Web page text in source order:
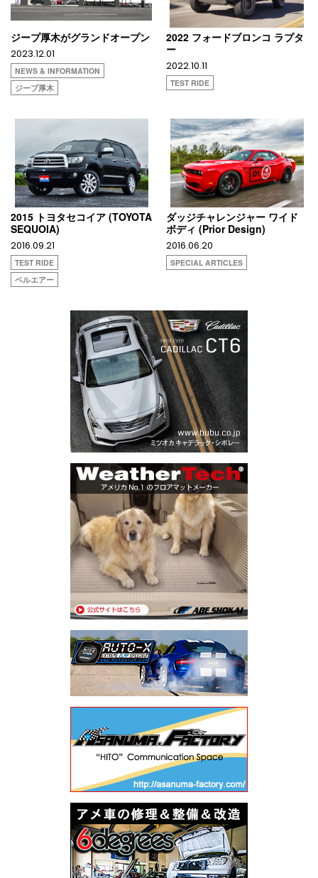
ジープ厚木がグランドオープン
2023.12.01
NEWS & INFORMATION
ジープ厚木
2022 フォードブロンコ ラプタ
ー
2022.10.11
TEST RIDE
2015 トヨタセコイア (TOYOTA
SEQUOIA)
2016.09.21
TEST RIDE
ベルエアー
ダッジチャレンジャー ワイド
ボディ (Prior Design)
2016.06.20
SPECIAL ARTICLES